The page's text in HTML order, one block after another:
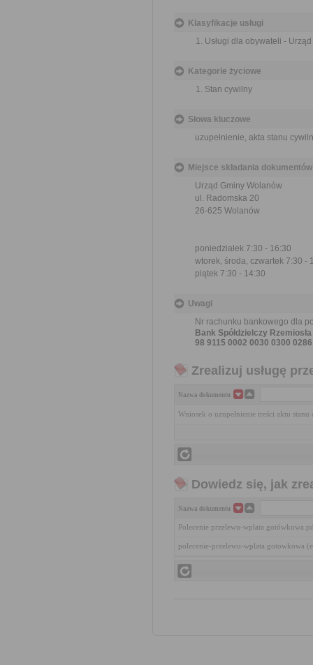
Klasyfikacje usługi
Usługi dla obywateli -
Kategorie życiowe
Stan cywilny
Słowa kluczowe
uzupełnienie, akta stanu
Miejsce składania dokumentów
Urząd Gminy Wolanów
ul. Radomska 20
26-625 Wolanów
poniedziałek 7:30 - 16:30
wtorek, środa, czwartek 7:30 -
piątek 7:30 - 14:30
Uwagi
Nr rachunku bankowego dla
Bank Spółdzielczy
98 9115 0002 0030 0300
Zrealizuj usługę
Nazwa dokumentu
Wniosek o uzupełnienie treści aktu
Dowiedz się, jak
Nazwa dokumentu
Polecenie przelewu-wpłata
polecenie-przelewu-wplata gotowkowa